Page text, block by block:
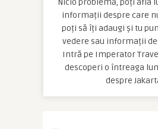
Nicio problemă, poți afla
informații despre care
poți să îți adaugi și tu
vedere sau informații
Intră pe Imperator
descoperi o întreaga
despre